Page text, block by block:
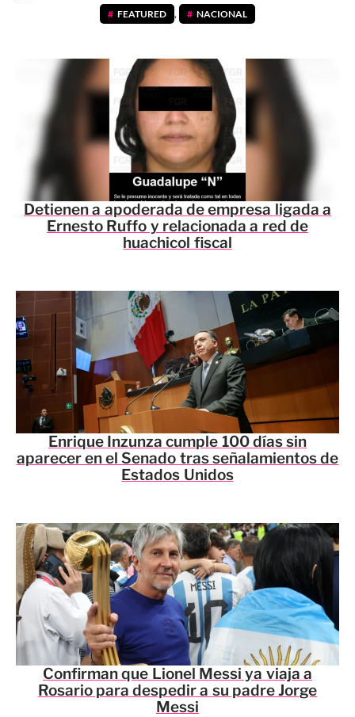
FEATURED , NACIONAL
Detienen a apoderada de empresa ligada a
Ernesto Ruffo y relacionada a red de
huachicol fiscal
Enrique Inzunza cumple 100 días sin
aparecer en el Senado tras señalamientos de
Estados Unidos
Confirman que Lionel Messi ya viaja a
Rosario para despedir a su padre Jorge
Messi